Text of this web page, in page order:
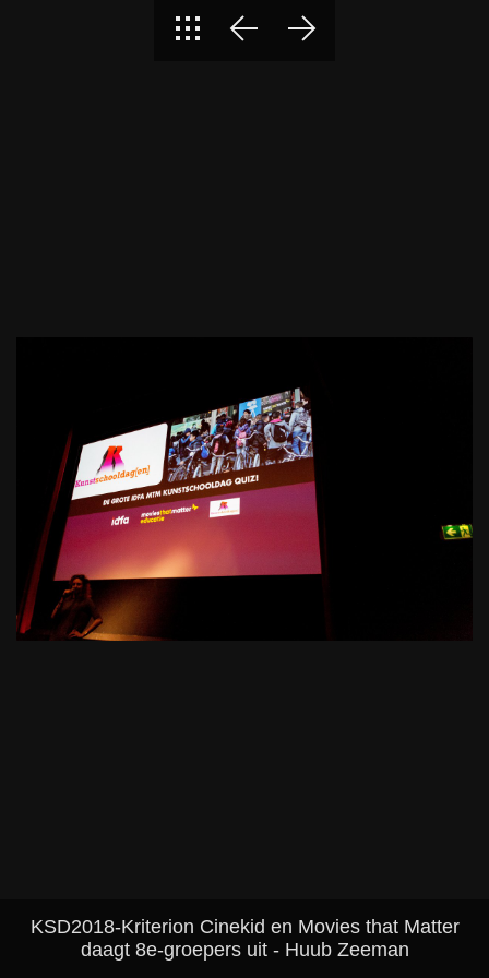
KSD2018-Kriterion Cinekid en Movies that Matter
daagt 8e-groepers uit - Huub Zeeman